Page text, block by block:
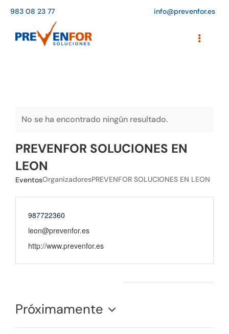
contenido
983 08 23 77 info@prevenfor.es
Toggle
Adaptación a la LOPD
Blog
Tienda online
No se ha encontrado ningún resultado.
PREVENFOR SOLUCIONES EN
LEON
EventosOrganizadoresPREVENFOR SOLUCIONES EN LEON
987722360
leon@prevenfor.es
http://www.prevenfor.es
Próximamente
Seleccionar